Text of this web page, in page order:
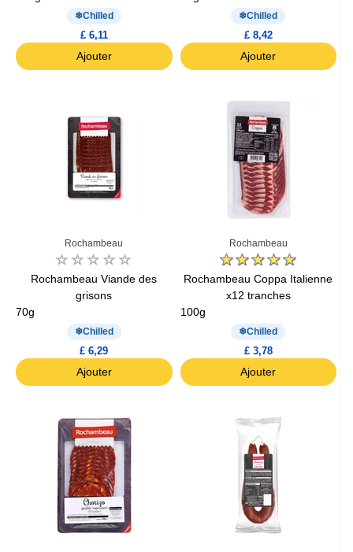
Chilled
£ 6,11
Ajouter
Chilled
£ 8,42
Ajouter
Rochambeau
Rochambeau Viande des
grisons
70g
Chilled
£ 6,29
Ajouter
Rochambeau
Rochambeau Coppa Italienne
x12 tranches
100g
Chilled
£ 3,78
Ajouter